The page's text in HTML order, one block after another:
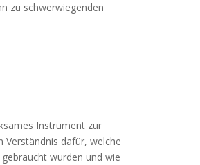
zu schwerwiegenden
Instrument zur
Verständnis dafür, welche
wurden und wie